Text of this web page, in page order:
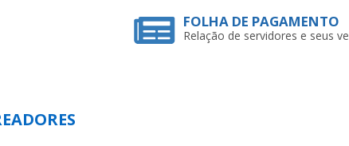
FOLHA DE PAGAMENTO
Relação de servidores e seus